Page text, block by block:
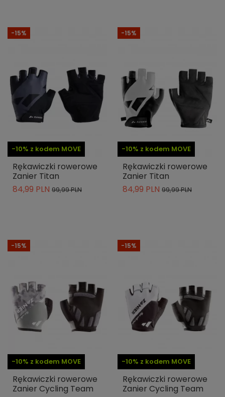
-10% z kodem MOVE
-15%
Rękawiczki rowerowe
Zanier Titan
84,99 PLN 99,99 PLN
-10% z kodem MOVE
-15%
Rękawiczki rowerowe
Zanier Titan
84,99 PLN 99,99 PLN
-10% z kodem MOVE
-15%
Rękawiczki rowerowe
Zanier Cycling Team
-10% z kodem MOVE
-15%
Rękawiczki rowerowe
Zanier Cycling Team